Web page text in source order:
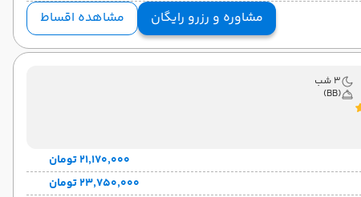
مشاوره و رزرو رایگان مشاهده اقساط
3 شب
(BB)
۲۱٬۱۷۰٬۰۰۰ تومان
۲۳٬۷۵۰٬۰۰۰ تومان